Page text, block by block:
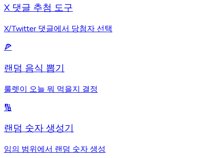
X 댓글 추첨 도구
X/Twitter 댓글에서 당첨자 선택
🍕
랜덤 음식 뽑기
룰렛이 오늘 뭐 먹을지 결정
🔢
랜덤 숫자 생성기
임의 범위에서 랜덤 숫자 생성